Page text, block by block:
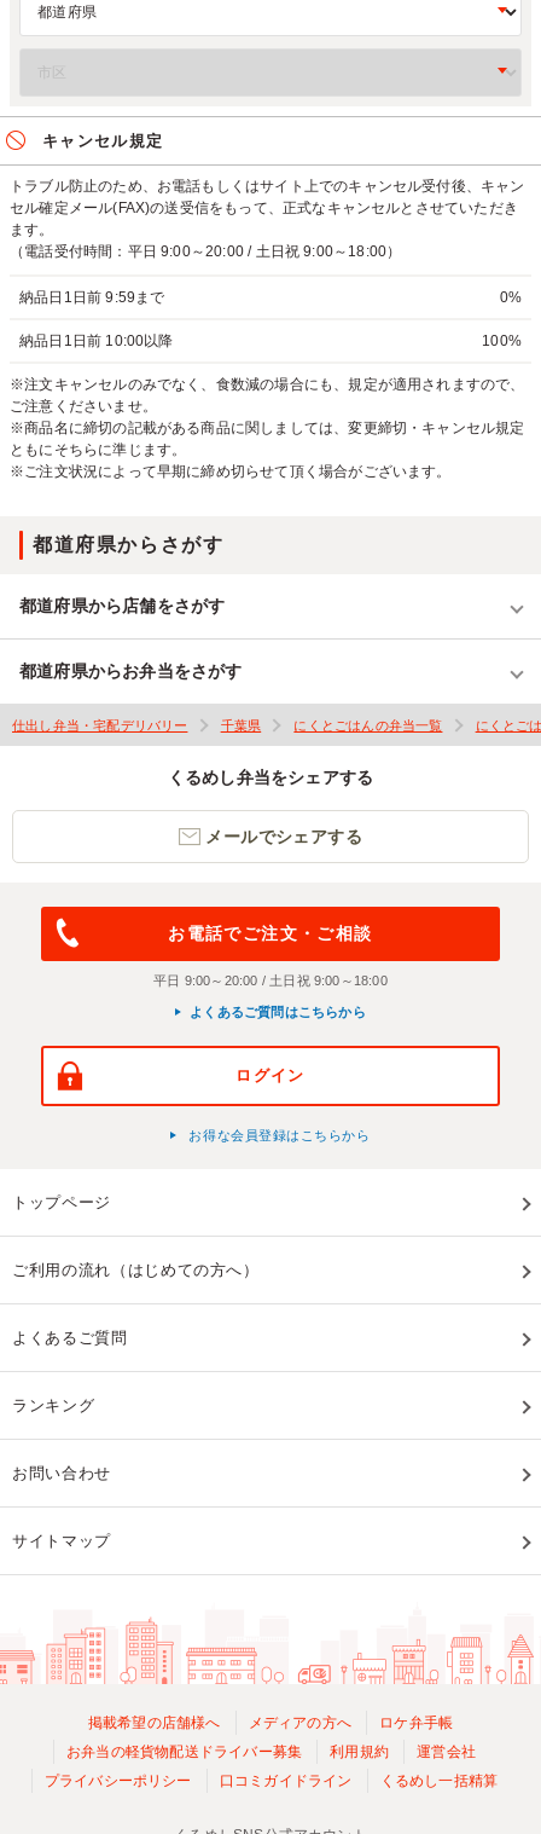
キャンセル規定
トラブル防止のため、お電話もしくはサイト上でのキャンセル受付後、キャン
セル確定メール(FAX)の送受信をもって、正式なキャンセルとさせていただき
ます。
（電話受付時間：平日 9:00～20:00 / 土日祝 9:00～18:00）
納品日1日前 9:59まで 0%
納品日1日前 10:00以降 100%
※注文キャンセルのみでなく、食数減の場合にも、規定が適用されますので、
ご注意くださいませ。
※商品名に締切の記載がある商品に関しましては、変更締切・キャンセル規定
ともにそちらに準じます。
※ご注文状況によって早期に締め切らせて頂く場合がございます。
都道府県からさがす
都道府県から店舗をさがす
都道府県からお弁当をさがす
仕出し弁当・宅配デリバリー 千葉県 にくとごはんの弁当一覧 にくとご
くるめし弁当をシェアする
メールでシェアする
お電話でご注文・ご相談
平日 9:00～20:00 / 土日祝 9:00～18:00
よくあるご質問はこちらから
ログイン
お得な会員登録はこちらから
トップページ
ご利用の流れ（はじめての方へ）
よくあるご質問
ランキング
お問い合わせ
サイトマップ
掲載希望の店舗様へ メディアの方へ
ロケ弁手帳
お弁当の軽貨物配送ドライバー募集
利用規約
運営会社
プライバシーポリシー
口コミガイドライン くるめし一括精算